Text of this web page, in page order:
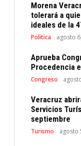
Morena
tolerará a
ideales de la
Politica agosto
Aprueba
Procedencia
Congreso
Veracruz
Servicios
septiembre
Turismo agosto